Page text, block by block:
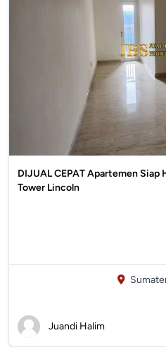
DIJUAL CEPAT Apartemen
Tower Lincoln
Juandi Halim